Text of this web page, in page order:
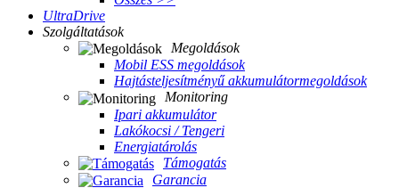
UltraDrive
Szolgáltatások
Megoldások
Mobil ESS megoldások
Hajtásteljesítményű akkumulátormegoldások
Monitoring
Ipari akkumulátor
Lakókocsi / Tengeri
Energiatárolás
Támogatás
Garancia